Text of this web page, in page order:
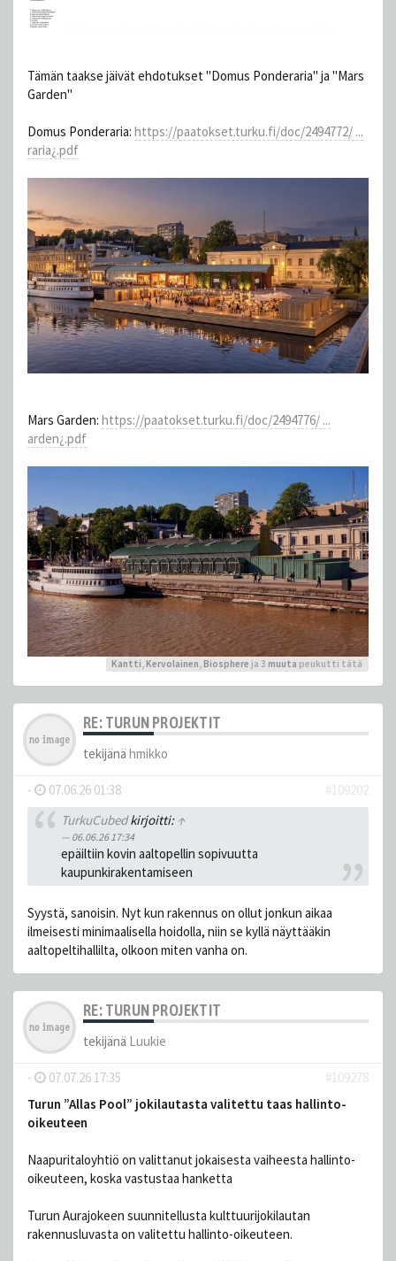
Tämän taakse jäivät ehdotukset "Domus Ponderaria" ja "Mars
Garden"
Domus Ponderaria: https://paatokset.turku.fi/doc/2494772/ ...
raria¿.pdf
Mars Garden: https://paatokset.turku.fi/doc/2494776/ ...
arden¿.pdf
Kantti Kervolainen Biosphere ja 3 muuta peukutti tätä
RE: TURUN PROJEKTIT
tekijänä hmikko
- 07.06.26 01:38
#109202
TurkuCubedkirjoitti: ↑
06.06.26 17:34
epäiltiin kovin aaltopellin sopivuutta
kaupunkirakentamiseen
Syystä, sanoisin. Nyt kun rakennus on ollut jonkun aikaa
ilmeisesti minimaalisella hoidolla, niin se kyllä näyttääkin
aaltopeltihallilta, olkoon miten vanha on.
RE: TURUN PROJEKTIT
tekijänä Luukie
- 07.07.26 17:35
#109278
Turun ”Allas Pool” jokilautasta valitettu taas hallinto-
oikeuteen
Naapuritaloyhtiö on valittanut jokaisesta vaiheesta hallinto-
oikeuteen, koska vastustaa hanketta
Turun Aurajokeen suunnitellusta kulttuurijokilautan
rakennusluvasta on valitettu hallinto-oikeuteen.